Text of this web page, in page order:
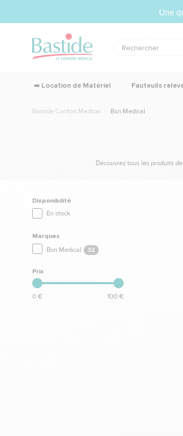
Une
➡️ Location de Matériel Fauteuils
Bastide Confort Médical Bsn Medical
Découvrez tous les produits
Disponibilité
En stock
Marques
Bsn Medical
32
Prix
0 € 100 €